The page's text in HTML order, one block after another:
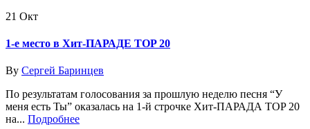
21 Окт
1-е место в Хит-ПАРАДЕ TOP 20
By Сергей Баринцев
По результатам голосования за прошлую неделю песня “У
меня есть Ты” оказалась на 1-й строчке Хит-ПАРАДА TOP 20
на... Подробнее